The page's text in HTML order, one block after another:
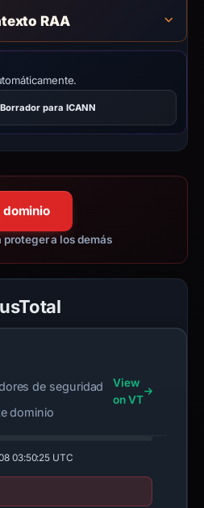
RAA
Borrador para ICANN
dominio
proteger a los demás
de seguridad
dominio
View
on VT
03:50:25 UTC